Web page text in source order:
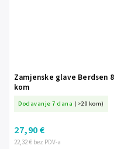
Zamjenske glave Berdsen 8
kom
Dodavanje 7 dana (>20 kom)
22,32 € bez PDV-a
27,90 €